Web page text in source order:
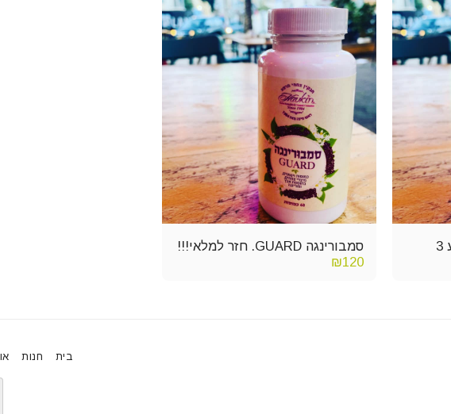
סמבורינגה GUARD. חזר למלאי!!!
₪120
בית חנות